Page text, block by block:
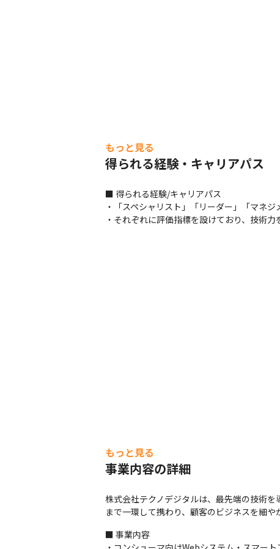
もっと見る
得られる経験・キャリアパス
■ 得られる経験/キャリアパス
・「スペシャリスト」「リーダー」「マネ
・それぞれに評価指標を設けており、技術
もっと見る
事業内容の詳細
株式会社テクノデジタルは、最先端の技術
まで一環して携わり、顧客のビジネスを細
■ 事業内容